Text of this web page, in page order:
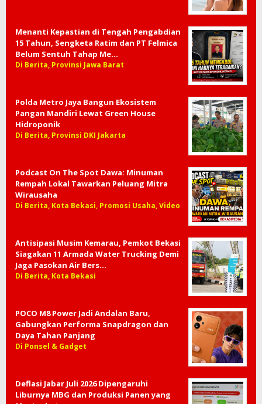
Menanti Kepastian di Tengah Pengabdian
15 Tahun, Sengketa Ratim dan PT Felmica
Belum Sentuh Tahap Me…
Di Berita, Provinsi Jawa Barat
Polda Metro Jaya Bangun Ekosistem
Pangan Mandiri Lewat Green House
Hidroponik
Di Berita, Provinsi DKI Jakarta
Podcast On The Spot Dawa: Minuman
Rempah Lokal Tawarkan Peluang Mitra
Wirausaha
Di Berita, Kota Bekasi, Promosi Usaha, Video
Antisipasi Musim Kemarau, Pemkot Bekasi
Siagakan 11 Armada Water Trucking Demi
Jaga Pasokan Air Bers…
Di Berita, Kota Bekasi
POCO M8 Power Jadi Andalan Baru,
Gabungkan Performa Snapdragon dan
Daya Tahan Panjang
Di Ponsel & Gadget
Deflasi Jabar Juli 2026 Dipengaruhi
Liburnya MBG dan Produksi Panen yang